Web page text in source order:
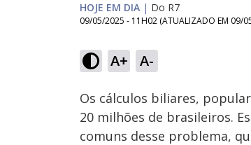
HOJE EM DIA | Do R7
09/05/2025 - 11H02 (ATUALIZADO EM 09/
A+ A-
Ativar
Som
Os cálculos biliares,
20 milhões de brasileiros.
comuns desse problema,